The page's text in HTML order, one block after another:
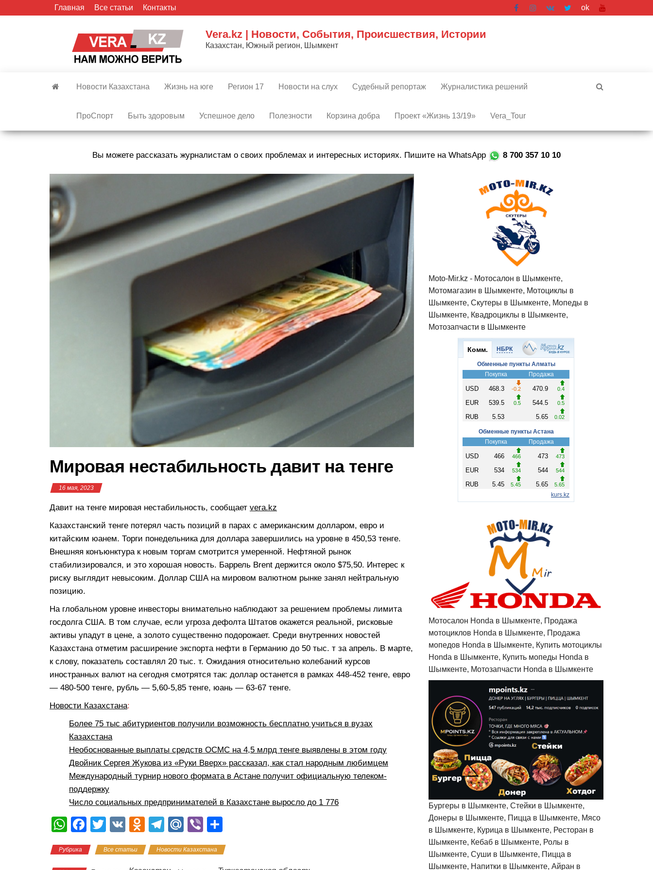
Главная Все статьи Контакты ok
Vera.kz | Новости, События, Происшествия, Истории
Казахстан, Южный регион, Шымкент
Новости Казахстана Жизнь на юге Регион 17 Новости на слух Судебный репортаж Журналистика решений
ПроСпорт Быть здоровым Успешное дело Полезности Корзина добра Проект «Жизнь 13/19» Vera_Tour
Вы можете рассказать журналистам о своих проблемах и интересных историях. Пишите на WhatsApp 8 700 357 10 10
Мировая нестабильность давит на тенге
16 мая, 2023
Давит на тенге мировая нестабильность, сообщает vera.kz
Казахстанский тенге потерял часть позиций в парах с американским долларом, евро и
китайским юанем. Торги понедельника для доллара завершились на уровне в 450,53 тенге.
Внешняя конъюнктура к новым торгам смотрится умеренной. Нефтяной рынок
стабилизировался, и это хорошая новость. Баррель Brent держится около $75,50. Интерес к
риску выглядит невысоким. Доллар США на мировом валютном рынке занял нейтральную
позицию.
На глобальном уровне инвесторы внимательно наблюдают за решением проблемы лимита
госдолга США. В том случае, если угроза дефолта Штатов окажется реальной, рисковые
активы упадут в цене, а золото существенно подорожает. Среди внутренних новостей
Казахстана отметим расширение экспорта нефти в Германию до 50 тыс. т за апрель. В марте,
к слову, показатель составлял 20 тыс. т. Ожидания относительно колебаний курсов
иностранных валют на сегодня смотрятся так: доллар останется в рамках 448-452 тенге, евро
— 480-500 тенге, рубль — 5,60-5,85 тенге, юань — 63-67 тенге.
Новости Казахстана:
Более 75 тыс абитуриентов получили возможность бесплатно учиться в вузах
Казахстана
Необоснованные выплаты средств ОСМС на 4,5 млрд тенге выявлены в этом году
Двойник Сергея Жукова из «Руки Вверх» рассказал, как стал народным любимцем
Международный турнир нового формата в Астане получит официальную телеком-
поддержку
Число социальных предпринимателей в Казахстане выросло до 1 776
W
at
F
c
T
tt
V
O
n
T
e
M
.R
Vi
er р
Рубрика Все статьи Новости Казахстана
Moto-Mir.kz - Мотосалон в Шымкенте,
Мотомагазин в Шымкенте, Мотоциклы в
Шымкенте, Скутеры в Шымкенте, Мопеды в
Шымкенте, Квадроциклы в Шымкенте,
Мотозапчасти в Шымкенте
Мотосалон Honda в Шымкенте, Продажа
мотоциклов Honda в Шымкенте, Продажа
мопедов Honda в Шымкенте, Купить мотоциклы
Honda в Шымкенте, Купить мопеды Honda в
Шымкенте, Мотозапчасти Honda в Шымкенте
Бургеры в Шымкенте, Стейки в Шымкенте,
Донеры в Шымкенте, Пицца в Шымкенте, Мясо
в Шымкенте, Курица в Шымкенте, Ресторан в
Шымкенте, Кебаб в Шымкенте, Ролы в
Шымкенте, Суши в Шымкенте, Пицца в
Шымкенте, Напитки в Шымкенте, Айран в